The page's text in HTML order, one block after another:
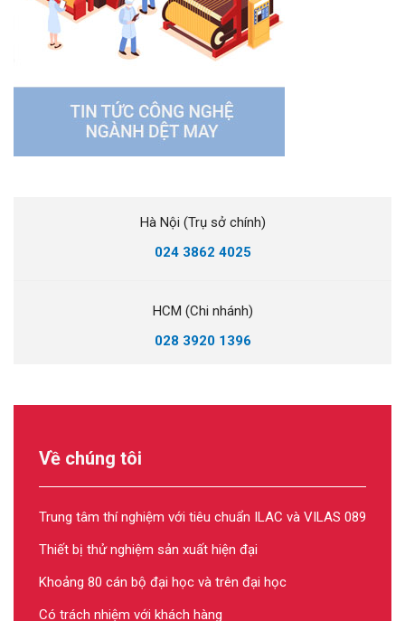
Hà Nội (Trụ sở chính)
024 3862 4025
HCM (Chi nhánh)
028 3920 1396
Về chúng tôi
Trung tâm thí nghiệm với tiêu chuẩn ILAC và VILAS 089
Thiết bị thử nghiệm sản xuất hiện đại
Khoảng 80 cán bộ đại học và trên đại học
Có trách nhiệm với khách hàng